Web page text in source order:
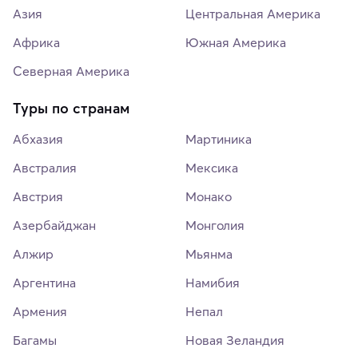
Азия
Африка
Северная Америка
Центральная Америка
Южная Америка
Туры по странам
Абхазия
Австралия
Австрия
Азербайджан
Алжир
Аргентина
Армения
Багамы
Мартиника
Мексика
Монако
Монголия
Мьянма
Намибия
Непал
Новая Зеландия